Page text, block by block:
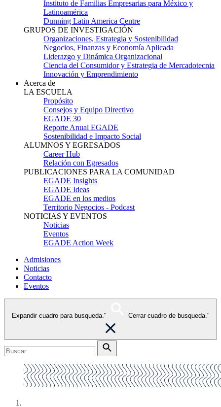
Instituto de Familias Empresarias para México y
Latinoamérica
Dunning Latin America Centre
GRUPOS DE INVESTIGACIÓN
Organizaciones, Estrategia y Sostenibilidad
Negocios, Finanzas y Economía Aplicada
Liderazgo y Dinámica Organizacional
Ciencia del Consumidor y Estrategia de Mercadotecnia
Innovación y Emprendimiento
Acerca de
LA ESCUELA
Propósito
Consejos y Equipo Directivo
EGADE 30
Reporte Anual EGADE
Sostenibilidad e Impacto Social
ALUMNOS Y EGRESADOS
Career Hub
Relación con Egresados
PUBLICACIONES PARA LA COMUNIDAD
EGADE Insights
EGADE Ideas
EGADE en los medios
Territorio Negocios - Podcast
NOTICIAS Y EVENTOS
Noticias
Eventos
EGADE Action Week
Admisiones
Noticias
Contacto
Eventos
Expandir cuadro para busqueda." Cerrar cuadro de busqueda."